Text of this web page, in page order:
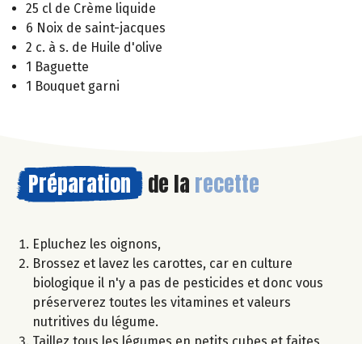
25 cl de Crème liquide
6 Noix de saint-jacques
2 c. à s. de Huile d'olive
1 Baguette
1 Bouquet garni
Préparation de la recette
Epluchez les oignons,
Brossez et lavez les carottes, car en culture
biologique il n'y a pas de pesticides et donc vous
préserverez toutes les vitamines et valeurs
nutritives du légume.